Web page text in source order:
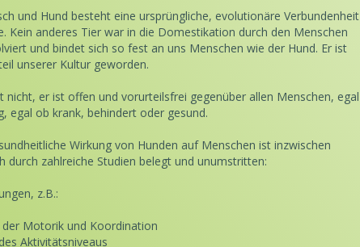
und Hund besteht eine ursprüngliche, evolutionäre Verbundenheit
Kein anderes Tier war in die Domestikation durch den Menschen
und bindet sich so fest an uns Menschen wie der Hund. Er ist
unserer Kultur geworden.
nicht, er ist offen und vorurteilsfrei gegenüber allen Menschen, egal
egal ob krank, behindert oder gesund.
Wirkung von Hunden auf Menschen ist inzwischen
durch zahlreiche Studien belegt und unumstritten:
z.B.:
der Motorik und Koordination
Aktivitätsniveaus